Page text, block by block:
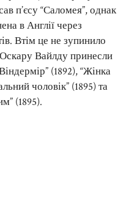
п’єсу “Саломея”, однак
в Англії через
Втім це не зупинило
Вайлду принесли
(1892), “Жінка
чоловік” (1895) та
(1895).